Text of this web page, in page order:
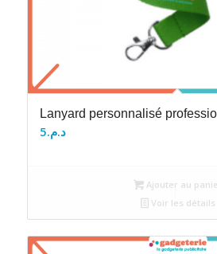
Lanyard personnalisé
د.م.5
Ajouter au
Voir les détails